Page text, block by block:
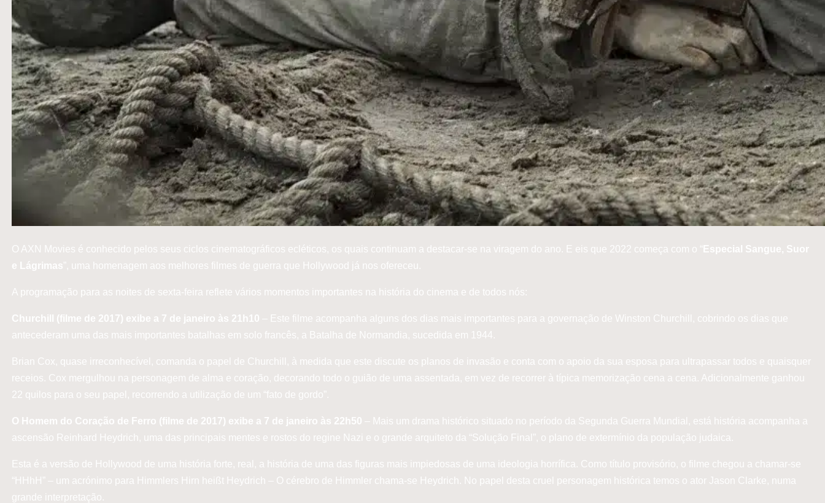
O AXN Movies é conhecido pelos seus ciclos cinematográficos ecléticos, os quais continuam a destacar-se na viragem do ano. E eis que 2022 começa com o “ Especial Sangue, Suor
e Lágrimas”, uma homenagem aos melhores filmes de guerra que Hollywood já nos ofereceu.
A programação para as noites de sexta-feira reflete vários momentos importantes na história do cinema e de todos nós:
Churchill (filme de 2017) exibe a 7 de janeiro às 21h10 – Este filme acompanha alguns dos dias mais importantes para a governação de Winston Churchill, cobrindo os dias que
antecederam uma das mais importantes batalhas em solo francês, a Batalha de Normandia, sucedida em 1944.
Brian Cox, quase irreconhecível, comanda o papel de Churchill, à medida que este discute os planos de invasão e conta com o apoio da sua esposa para ultrapassar todos e quaisquer
receios. Cox mergulhou na personagem de alma e coração, decorando todo o guião de uma assentada, em vez de recorrer à típica memorização cena a cena. Adicionalmente ganhou
22 quilos para o seu papel, recorrendo a utilização de um “fato de gordo”.
O Homem do Coração de Ferro (filme de 2017) exibe a 7 de janeiro às 22h50 – Mais um drama histórico situado no período da Segunda Guerra Mundial, está história acompanha a
ascensão Reinhard Heydrich, uma das principais mentes e rostos do regine Nazi e o grande arquiteto da “Solução Final”, o plano de extermínio da população judaica.
Esta é a versão de Hollywood de uma história forte, real, a história de uma das figuras mais impiedosas de uma ideologia horrífica. Como título provisório, o filme chegou a chamar-se
“HHhH” – um acrónimo para Himmlers Hirn heißt Heydrich – O cérebro de Himmler chama-se Heydrich. No papel desta cruel personagem histórica temos o ator Jason Clarke, numa
grande interpretação.